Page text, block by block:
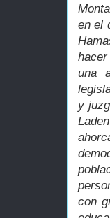
en el
una
y
con